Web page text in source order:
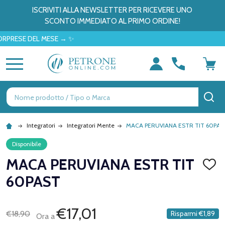
ISCRIVITI ALLA NEWSLETTER PER RICEVERE UNO
SCONTO IMMEDIATO AL PRIMO ORDINE!
DEL MESE → ✨
Ricerca
Integratori Integratori Mente MACA PERUVIANA ESTR TIT
Disponibile
MACA PERUVIANA ESTR TIT
60PAST
€18,90
Ora a€17,01 Risparmi €1,89